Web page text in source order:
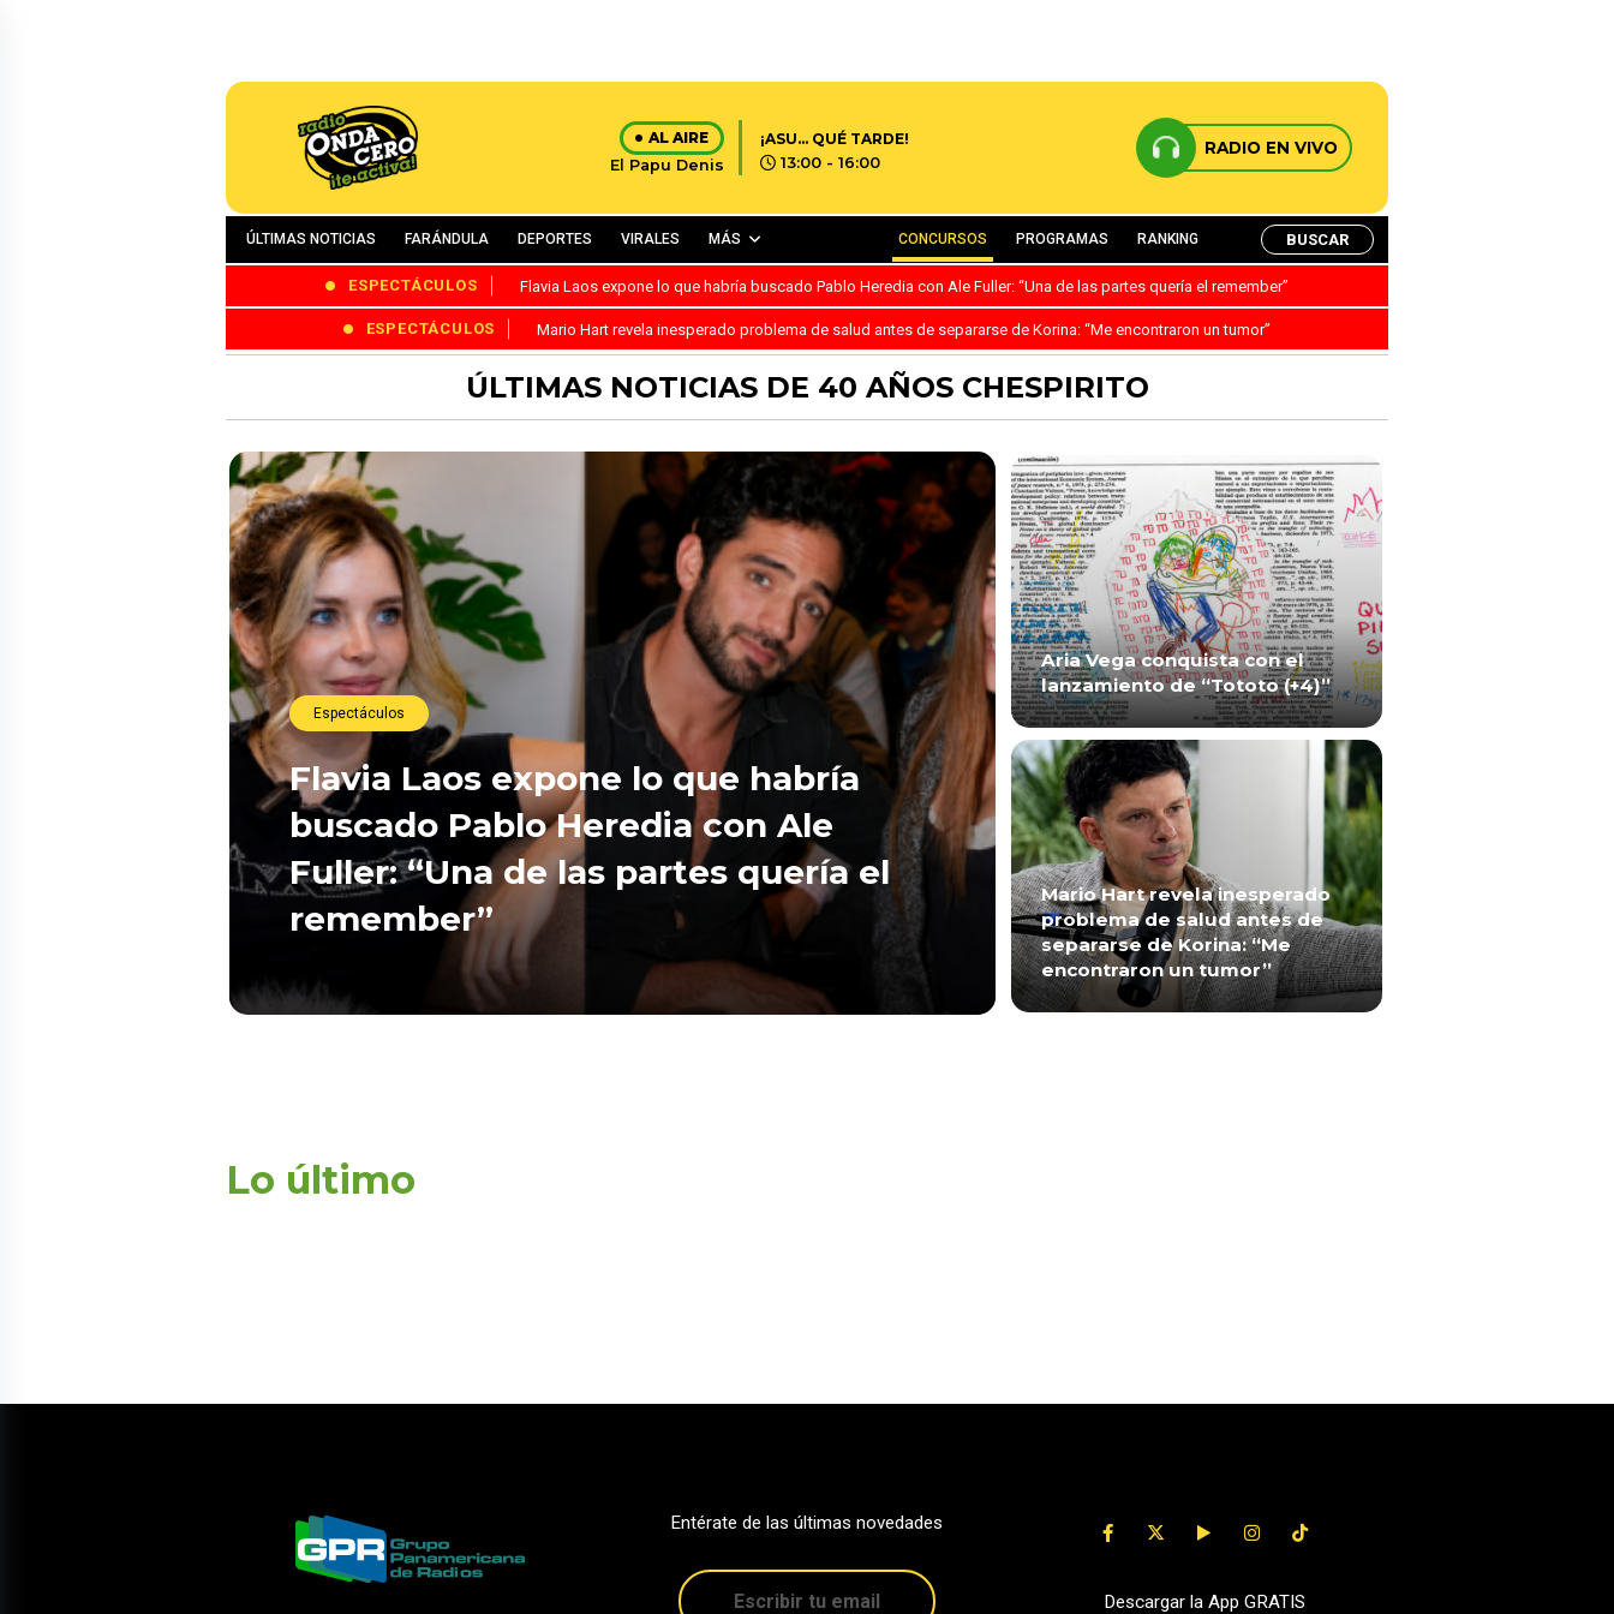
AL AIRE
El Papu Denis
¡ASU… QUÉ TARDE!
13:00 - 16:00
RADIO EN VIVO
ÚLTIMAS NOTICIAS FARÁNDULA DEPORTES VIRALES MÁS CONCURSOS PROGRAMAS RANKING BUSCAR
ESPECTÁCULOS Flavia Laos expone lo que habría buscado Pablo Heredia con Ale Fuller: “Una de las partes quería el remember”
ESPECTÁCULOS Mario Hart revela inesperado problema de salud antes de separarse de Korina: “Me encontraron un tumor”
ÚLTIMAS NOTICIAS DE 40 AÑOS CHESPIRITO
Espectáculos
Flavia Laos expone lo que habría
buscado Pablo Heredia con Ale
Fuller: “Una de las partes quería el
remember”
Aria Vega conquista con el
lanzamiento de “Tototo (+4)”
Mario Hart revela inesperado
problema de salud antes de
separarse de Korina: “Me
encontraron un tumor”
Lo último
Entérate de las últimas novedades
Descargar la App GRATIS